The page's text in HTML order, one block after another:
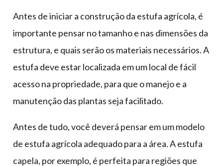
Antes de iniciar a construção da estufa agrícola, é
importante pensar no tamanho e nas dimensões da
estrutura, e quais serão os materiais necessários. A
estufa deve estar localizada em um local de fácil
acesso na propriedade, para que o manejo e a
manutenção das plantas seja facilitado.
Antes de tudo, você deverá pensar em um modelo
de estufa agrícola adequado para a área. A estufa
capela, por exemplo, é perfeita para regiões que